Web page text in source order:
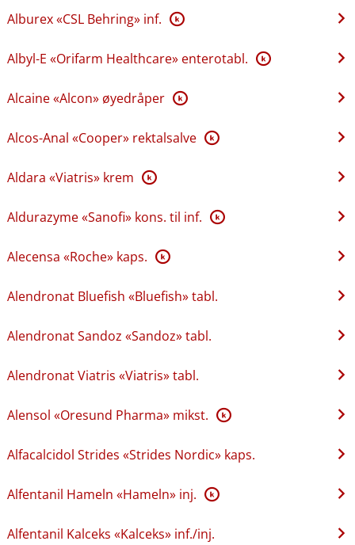
Alburex «CSL Behring» inf. K
Albyl-E «Orifarm Healthcare» enterotabl. K
Alcaine «Alcon» øyedråper K
Alcos-Anal «Cooper» rektalsalve K
Aldara «Viatris» krem K
Aldurazyme «Sanofi» kons. til inf. K
Alecensa «Roche» kaps. K
Alendronat Bluefish «Bluefish» tabl.
Alendronat Sandoz «Sandoz» tabl.
Alendronat Viatris «Viatris» tabl.
Alensol «Oresund Pharma» mikst. K
Alfacalcidol Strides «Strides Nordic» kaps.
Alfentanil Hameln «Hameln» inj. K
Alfentanil Kalceks «Kalceks» inf.​/​inj.